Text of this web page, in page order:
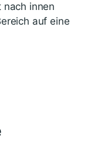
nach innen
auf eine